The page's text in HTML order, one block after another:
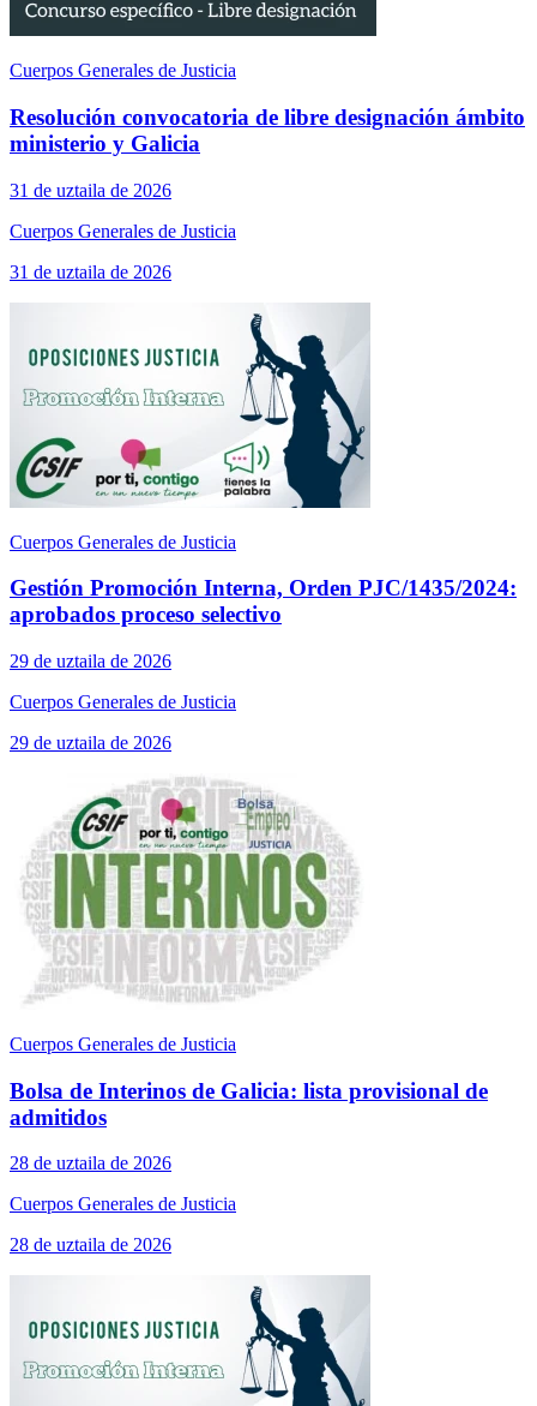
Cuerpos Generales de Justicia
Resolución convocatoria de libre designación ámbito
ministerio y Galicia
31 de uztaila de 2026
Cuerpos Generales de Justicia
31 de uztaila de 2026
Cuerpos Generales de Justicia
Gestión Promoción Interna, Orden PJC/1435/2024:
aprobados proceso selectivo
29 de uztaila de 2026
Cuerpos Generales de Justicia
29 de uztaila de 2026
Cuerpos Generales de Justicia
Bolsa de Interinos de Galicia: lista provisional de
admitidos
28 de uztaila de 2026
Cuerpos Generales de Justicia
28 de uztaila de 2026